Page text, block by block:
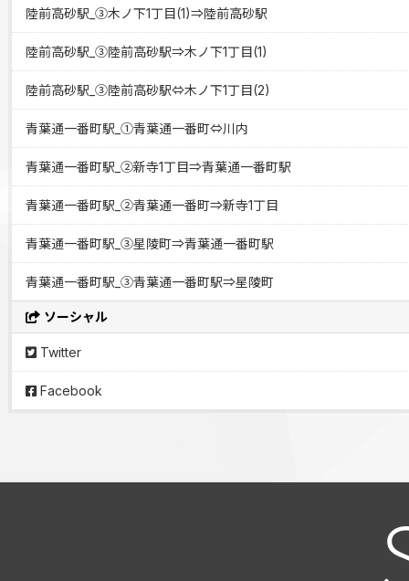
陸前高砂駅_③木ノ下1丁目(1)⇒陸前高砂駅
陸前高砂駅_③陸前高砂駅⇒木ノ下1丁目(1)
陸前高砂駅_③陸前高砂駅⇔木ノ下1丁目(2)
青葉通一番町駅_①青葉通一番町⇔川内
青葉通一番町駅_②新寺1丁目⇒青葉通一番町駅
青葉通一番町駅_②青葉通一番町⇒新寺1丁目
青葉通一番町駅_③星陵町⇒青葉通一番町駅
青葉通一番町駅_③青葉通一番町駅⇒星陵町
ソーシャル
Twitter
Facebook